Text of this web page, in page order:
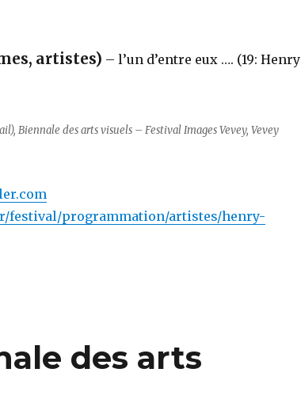
artistes) – l’un d’entre eux …. (19: Henry
Biennale des arts visuels – Festival Images Vevey, Vevey
festival/programmation/artistes/henry-
des arts